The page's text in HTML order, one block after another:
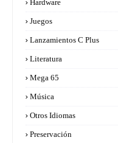
Hardware
Juegos
Lanzamientos C Plus
Literatura
Mega 65
Música
Otros Idiomas
Preservación